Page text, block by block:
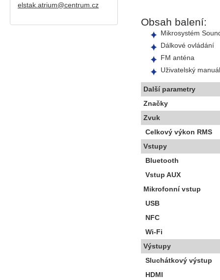
Obsah balení:
Mikrosystém
Dálkové ovládání
FM anténa
Uživatelský manuál
Další parametry
Značky
Zvuk
Celkový výkon RMS
Vstupy
Bluetooth
Vstup AUX
Mikrofonní vstup
USB
NFC
Wi-Fi
Výstupy
Sluchátkový výstup
HDMI
elstak.atrium@centrum.cz